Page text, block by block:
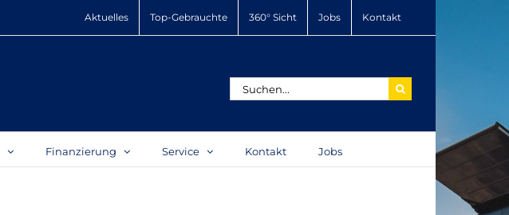
Aktuelles Top-Gebrauchte 360° Sicht Jobs Kontakt
Suche
nach:
Finanzierung Service Kontakt Jobs